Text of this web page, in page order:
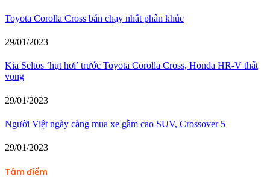
Toyota Corolla Cross bán chạy nhất phân khúc
29/01/2023
Kia Seltos ‘hụt hơi’ trước Toyota Corolla Cross, Honda HR-V thất
vọng
29/01/2023
Người Việt ngày càng mua xe gầm cao SUV, Crossover 5
29/01/2023
Tâm điểm